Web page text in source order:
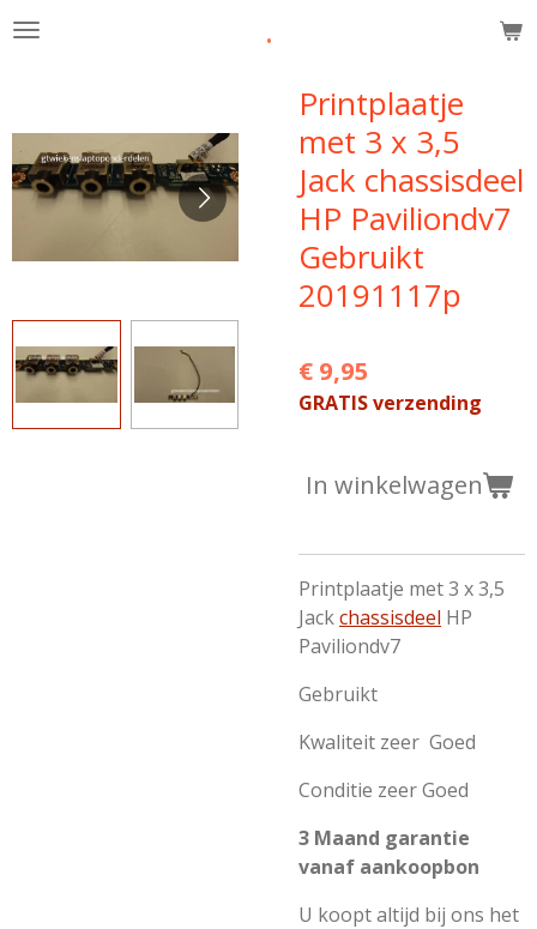
Ga
hoofdinhoud
.
Printplaatje
met 3 x 3,5
Jack chassisdeel
HP Paviliondv7
Gebruikt
20191117p
€ 9,95
GRATIS verzending
In winkelwagen
Printplaatje met 3 x 3,5
Jackchassisdeel HP
Paviliondv7
Gebruikt
Kwaliteit zeer Goed
Conditie zeer Goed
3 Maand garantie
vanaf aankoopbon
U koopt altijd bij ons het